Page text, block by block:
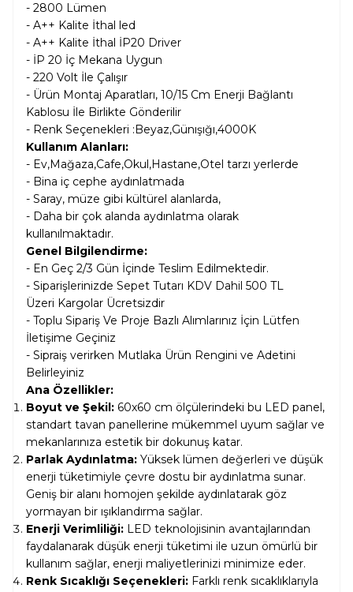
- 2800 Lümen
- A++ Kalite İthal led
- A++ Kalite İthal İP20 Driver
- İP 20 İç Mekana Uygun
- 220 Volt İle Çalışır
- Ürün Montaj Aparatları, 10/15 Cm Enerji Bağlantı
Kablosu İle Birlikte Gönderilir
- Renk Seçenekleri :Beyaz,Günışığı,4000K
Kullanım Alanları:
- Ev,Mağaza,Cafe,Okul,Hastane,Otel tarzı yerlerde
- Bina iç cephe aydınlatmada
- Saray, müze gibi kültürel alanlarda,
- Daha bir çok alanda aydınlatma olarak
kullanılmaktadır.
Genel Bilgilendirme:
- En Geç 2/3 Gün İçinde Teslim Edilmektedir.
- Siparişlerinizde Sepet Tutarı KDV Dahil 500 TL
Üzeri Kargolar Ücretsizdir
- Toplu Sipariş Ve Proje Bazlı Alımlarınız İçin Lütfen
İletişime Geçiniz
- Sipraiş verirken Mutlaka Ürün Rengini ve Adetini
Belirleyiniz
Ana Özellikler:
Boyut ve Şekil: 60x60 cm ölçülerindeki bu LED panel,
standart tavan panellerine mükemmel uyum sağlar ve
mekanlarınıza estetik bir dokunuş katar.
Parlak Aydınlatma: Yüksek lümen değerleri ve düşük
enerji tüketimiyle çevre dostu bir aydınlatma sunar.
Geniş bir alanı homojen şekilde aydınlatarak göz
yormayan bir ışıklandırma sağlar.
Enerji Verimliliği: LED teknolojisinin avantajlarından
faydalanarak düşük enerji tüketimi ile uzun ömürlü bir
kullanım sağlar, enerji maliyetlerinizi minimize eder.
Renk Sıcaklığı Seçenekleri: Farklı renk sıcaklıklarıyla